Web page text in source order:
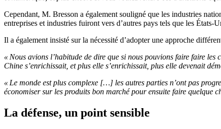
Cependant, M. Bresson a également souligné que les industries
entreprises et industries fuiront vers d’autres pays tels que les
Il a également insisté sur la nécessité d’adopter une approche
« Nous avions l’habitude de dire que si nous pouvions faire faire
Chine s’enrichissait, et plus elle s’enrichissait, plus elle devenait
« Le monde est plus complexe […] les autres parties n’ont pas
économiser sur les produits bon marché pour ensuite faire quelque
La défense, un point sensible